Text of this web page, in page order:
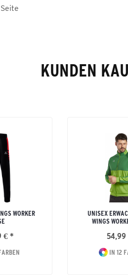
KUNDEN
WORKER
€ *
UNISEX
WINGS
54,99
IN 12